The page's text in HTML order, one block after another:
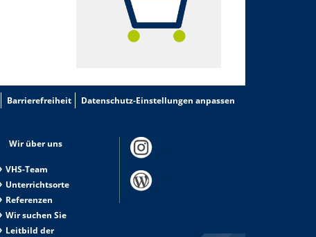
Barrierefreiheit Datenschutz-Einstellungen anpassen
Wir über uns
VHS-Team
Unterrichtsorte
Referenzen
Wir suchen Sie
Leitbild der